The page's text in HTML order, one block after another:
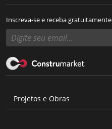
Inscreva-se e receba gratuitamente
Projetos e Obras